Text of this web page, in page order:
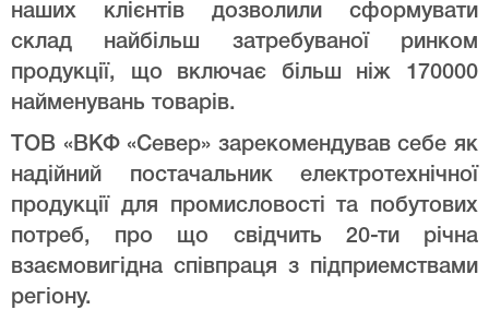
наших клієнтів дозволили сформувати
склад найбільш затребуваної ринком
продукції, що включає більш ніж 170000
найменувань товарів.
ТОВ «ВКФ «Север» зарекомендував себе як
надійний постачальник електротехнічної
продукції для промисловості та побутових
потреб, про що свідчить 20-ти річна
взаємовигідна співпраця з підприемствами
регіону.